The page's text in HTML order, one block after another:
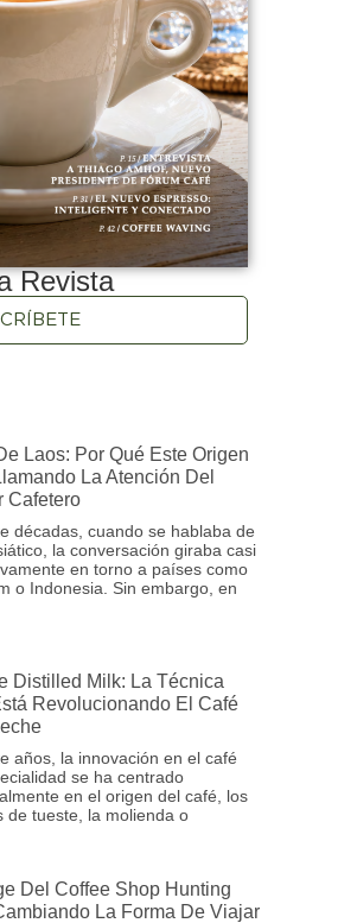
Revista
Laos: Por Qué Este Origen
La Atención Del
Cafetero
décadas, cuando se hablaba de
la conversación giraba casi
en torno a países como
o Indonesia. Sin embargo, en
Distilled Milk: La Técnica
Revolucionando El Café
años, la innovación en el café
se ha centrado
en el origen del café, los
de tueste, la molienda o
Del Coffee Shop Hunting
La Forma De Viajar